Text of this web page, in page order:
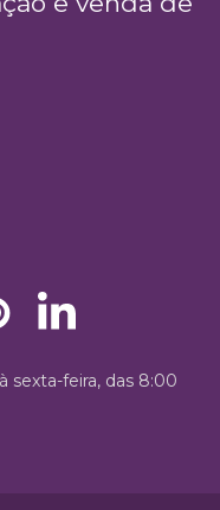
sexta-feira, das 8:00